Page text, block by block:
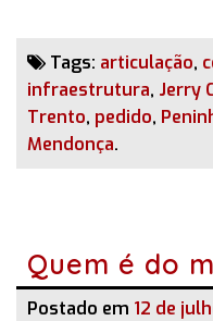
Tags: articulação,
infraestrutura, Jerry
Trento, pedido,
Mendonça.
Quem é do
Postado em 12 de